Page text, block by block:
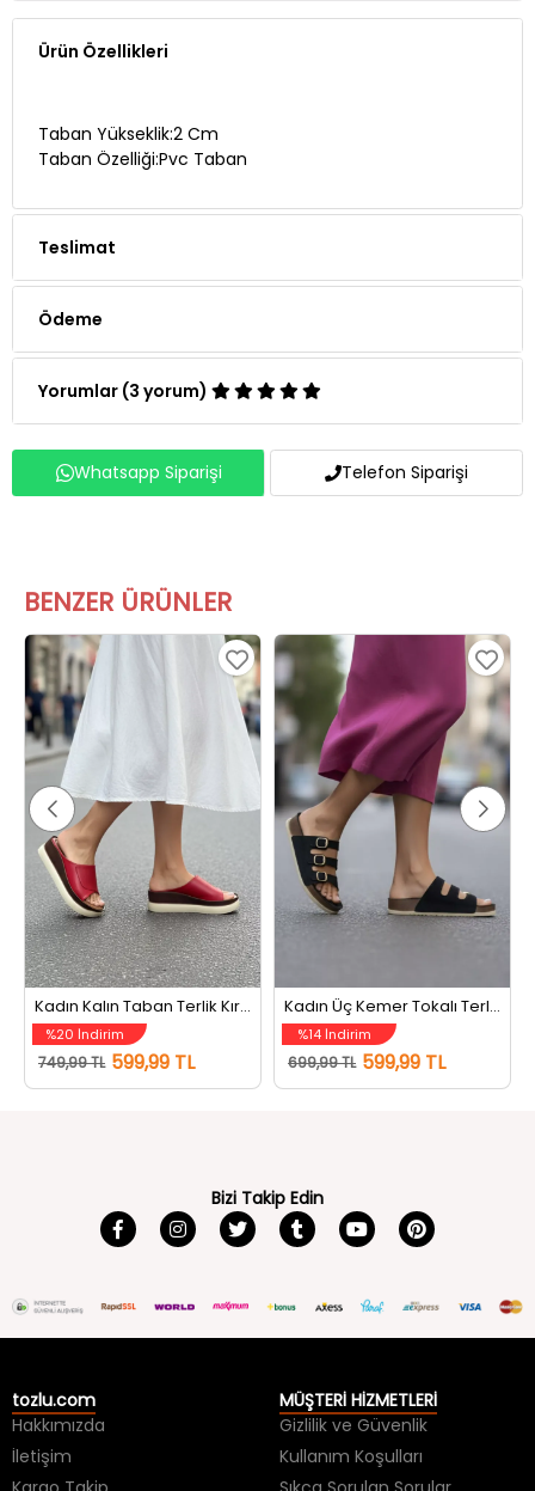
Ürün Özellikleri
Taban Yükseklik:2 Cm
Taban Özelliği:Pvc Taban
Teslimat
Ödeme
Yorumlar (3 yorum)
Whatsapp Siparişi Telefon Siparişi
BENZER ÜRÜNLER
Kadın Kalın Taban Terlik Kırmızı
%20 İndirim
749,99 TL 599,99 TL
Kadın Üç Kemer Tokalı Terlik Siyah
%14 İndirim
699,99 TL 599,99 TL
Bizi Takip Edin
tozlu.com
Hakkımızda
İletişim
MÜŞTERİ HİZMETLERİ
Gizlilik ve Güvenlik
Kullanım Koşulları